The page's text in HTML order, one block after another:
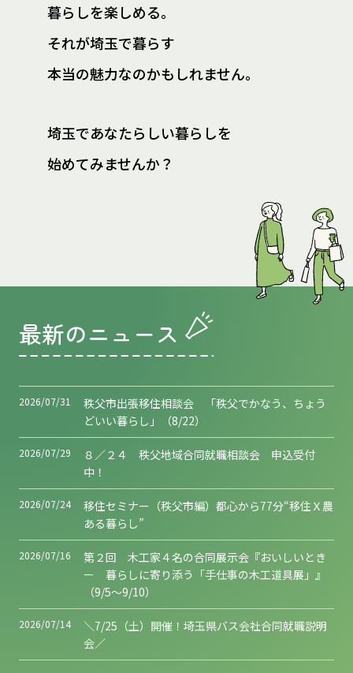
暮らしを楽しめる。
それが埼玉で暮らす
本当の魅力なのかもしれません。
埼玉であなたらしい暮らしを
始めてみませんか？
最新のニュース
2026/07/31
秩父市出張移住相談会 「秩父でかなう、ちょう
どいい暮らし」（8/22）
2026/07/29
８／２４ 秩父地域合同就職相談会 申込受付
中！
2026/07/24
移住セミナー（秩父市編）都心から77分“移住Ｘ農
ある暮らし”
2026/07/16
第２回 木工家４名の合同展示会『おいしいとき
ー 暮らしに寄り添う「手仕事の木工道具展」』
（9/5～9/10）
2026/07/14
＼7/25（土）開催！埼玉県バス会社合同就職説明
会／